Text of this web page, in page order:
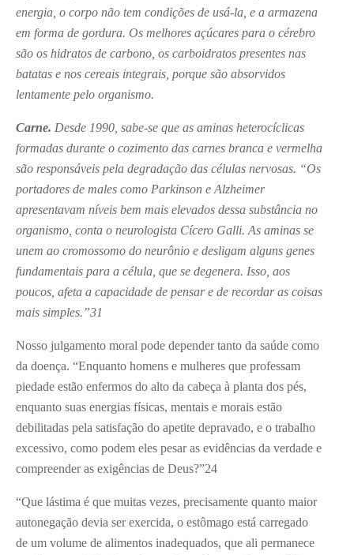
energia, o corpo não tem condições de usá-la, e a armazena
em forma de gordura. Os melhores açúcares para o cérebro
são os hidratos de carbono, os carboidratos presentes nas
batatas e nos cereais integrais, porque são absorvidos
lentamente pelo organismo.
Carne. Desde 1990, sabe-se que as aminas heterocíclicas
formadas durante o cozimento das carnes branca e vermelha
são responsáveis pela degradação das células nervosas. “Os
portadores de males como Parkinson e Alzheimer
apresentavam níveis bem mais elevados dessa substância no
organismo, conta o neurologista Cícero Galli. As aminas se
unem ao cromossomo do neurônio e desligam alguns genes
fundamentais para a célula, que se degenera. Isso, aos
poucos, afeta a capacidade de pensar e de recordar as coisas
mais simples.”31
Nosso julgamento moral pode depender tanto da saúde como
da doença. “Enquanto homens e mulheres que professam
piedade estão enfermos do alto da cabeça à planta dos pés,
enquanto suas energias físicas, mentais e morais estão
debilitadas pela satisfação do apetite depravado, e o trabalho
excessivo, como podem eles pesar as evidências da verdade e
compreender as exigências de Deus?”24
“Que lástima é que muitas vezes, precisamente quanto maior
autonegação devia ser exercida, o estômago está carregado
de um volume de alimentos inadequados, que ali permanece